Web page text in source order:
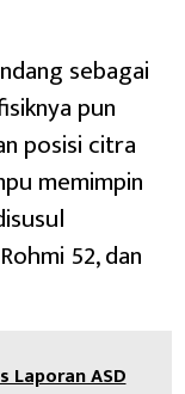
sebagai
pun
posisi citra
memimpin
52, dan
Laporan ASD